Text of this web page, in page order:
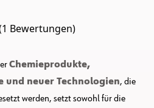
Bewertungen)
Chemieprodukte,
und neuer Technologien, die
werden, setzt sowohl für die